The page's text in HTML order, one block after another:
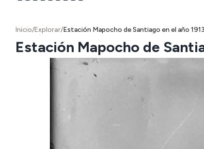
Inicio/Explorar/Estación Mapocho de Santiago en el año 1913
Estación Mapocho de